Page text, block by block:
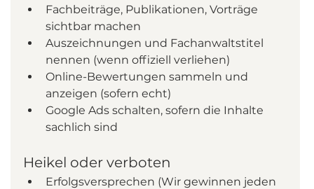
Fachbeiträge, Publikationen, Vorträge
sichtbar machen
Auszeichnungen und Fachanwaltstitel
nennen (wenn offiziell verliehen)
Online-Bewertungen sammeln und
anzeigen (sofern echt)
Google Ads schalten, sofern die Inhalte
sachlich sind
Heikel oder verboten
Erfolgsversprechen (Wir gewinnen jeden